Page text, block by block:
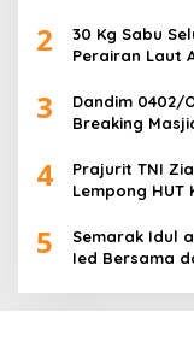
2
30 Kg Sabu
Perairan Laut
3
Dandim 0402/
Breaking
4
Prajurit TNI
Lempong HUT
5
Semarak Idul
Ied Bersama